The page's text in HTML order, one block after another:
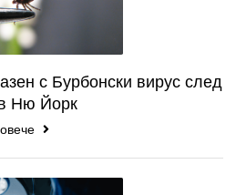
с Бурбонски вирус след
Ню Йорк